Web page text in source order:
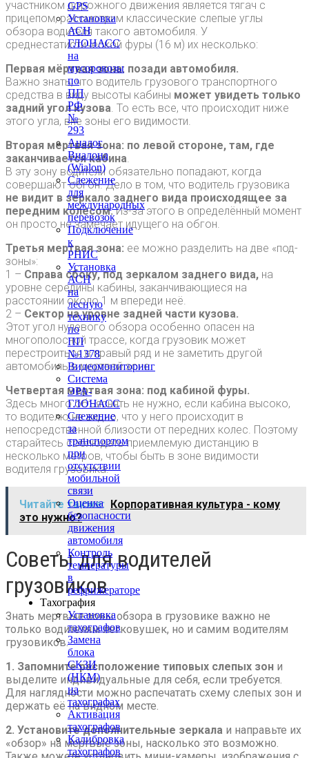
GPS
Установка
АСН
ГЛОНАСС
на
мусоровозы
по
ПП
РФ
№
293
Аналог
Виалона
(Wialon)
Слежение
для
международных
перевозок
Подключение
к
РНИС
Установка
АСН
на
лесную
технику
по
ПП
№1378
Видеомониторинг
Система
ЭРА-
ГЛОНАСС
Слежение
за
транспортом
при
отсутствии
мобильной
связи
Оценка
безопасности
движения
автомобиля
Контроль
температуры
в
рефрижераторе
Тахография
Установка
тахографов
Замена
блока
СКЗИ
(НКМ)
на
тахографах
Активация
тахографов
Калибровка
тахографов
участником дорожного движения является тягач с
прицепом, рассмотрим классические слепые углы
обзора водителя такого автомобиля. У
среднестатистической фуры (16 м) их несколько:
Первая мёртвая зона: позади автомобиля.
Важно знать, что водитель грузового транспортного
средства в виду высоты кабины может увидеть только
задний угол кузова. То есть все, что происходит ниже
этого угла, вне зоны его видимости.
Вторая мертвая зона: по левой стороне, там, где
заканчивается кабина.
В эту зону водители обязательно попадают, когда
совершают обгон. Дело в том, что водитель грузовика
не видит в зеркало заднего вида происходящее за
передним колесом.Из-за этого в определённый момент
он просто не замечает идущего на обгон.
Третья мертвая зона: ее можно разделить на две «под-
зоны»:
1 – Справа сбоку, под зеркалом заднего вида, на
уровне середины кабины, заканчивающиеся на
расстоянии около 1 м впереди неё.
2 – Сектор на уровне задней части кузова.
Этот угол нулевого обзора особенно опасен на
многополосной трассе, когда грузовик может
перестроиться в правый ряд и не заметить другой
автомобиль в мертвой зоне.
Четвертая мертвая зона: под кабиной фуры.
Здесь много объяснять не нужно, если кабина высоко,
то водителю не видно, что у него происходит в
непосредственной близости от передних колес. Поэтому
старайтесь соблюдать приемлемую дистанцию в
несколько метров, чтобы быть в зоне видимости
водителя грузовика.
Читайте также: Корпоративная культура - кому
это нужно?
Советы для водителей
грузовиков
Знать мертвые зоны обзора в грузовике важно не
только водителям легковушек, но и самим водителям
грузовиков.
1. Запомните расположение типовых слепых зон и
выделите индивидуальные для себя, если требуется.
Для наглядности можно распечатать схему слепых зон и
держать её на видном месте.
2. Установите дополнительные зеркала и направьте их
«обзор» на мертвые зоны, насколько это возможно.